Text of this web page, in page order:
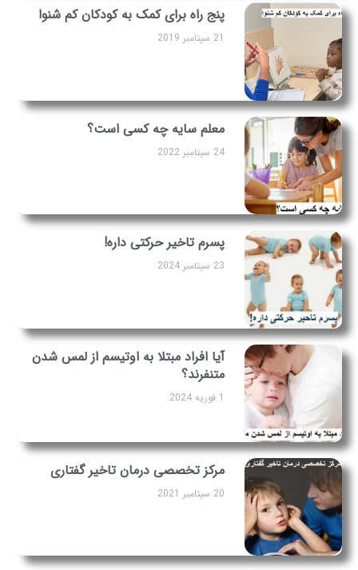
پنج راه برای کمک به کودکان کم شنوا
21 سپتامبر 2019
معلم سایه چه کسی است؟
24 سپتامبر 2022
پسرم تاخیر حرکتی داره!
23 سپتامبر 2024
آیا افراد مبتلا به اوتیسم از لمس شدن
متنفرند؟
1 فوریه 2024
مرکز تخصصی درمان تاخیر گفتاری
20 سپتامبر 2021